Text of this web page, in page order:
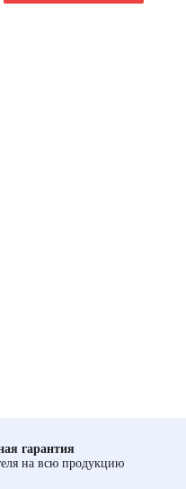
гарантия
на всю продукцию